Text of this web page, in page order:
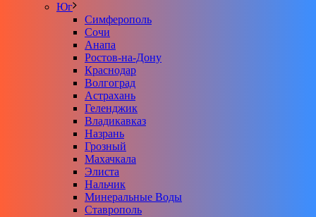
Юг
Симферополь
Сочи
Анапа
Ростов-на-Дону
Краснодар
Волгоград
Астрахань
Геленджик
Владикавказ
Назрань
Грозный
Махачкала
Элиста
Нальчик
Минеральные Воды
Ставрополь